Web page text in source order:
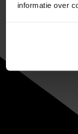
informatie over